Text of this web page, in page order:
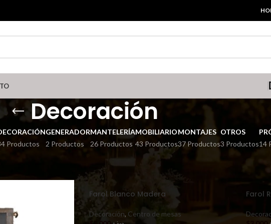
Decoración
Productos
GENERADOR
2 Productos
MANTELERÍA
26 Productos
MOBILIARIO
43 Productos
MONTAJES
37 Productos
OTROS
3 Productos14
Farol Blanco Madera
Decoración, Centro de mesas
Farol